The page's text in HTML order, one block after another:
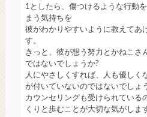
1としたら、傷つけるような行動
まう気持ちを
彼がわかりやすいように教えてあ
す。
きっと、彼が想う努力とかねこさ
ではないでしょうか?
人にやさしくすれば、人も優しく
が付いていないのではないでしょ
カウンセリングも受けられている
くりと歩むことが大切な気がしま